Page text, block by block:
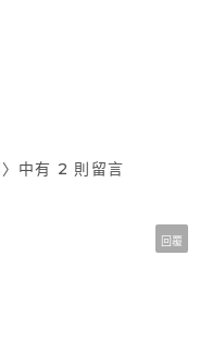
中有 2 則留言
回覆